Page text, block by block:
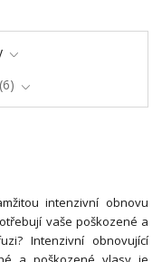
6
intenzivní obnovu
vaše poškozené a
Intenzivní obnovující